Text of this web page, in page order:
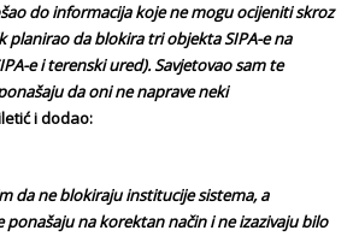
do informacija koje ne mogu ocijeniti skroz
planirao da blokira tri objekta SIPA-e na
e i terenski ured). Savjetovao sam te
da oni ne naprave neki
i dodao:
da ne blokiraju institucije sistema, a
ponašaju na korektan način i ne izazivaju bilo